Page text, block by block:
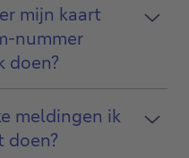
mijn kaart
nummer
doen?
meldingen ik
doen?